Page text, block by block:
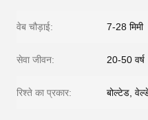
वेब चौड़ाई: 7-28 मिमी
सेवा जीवन: 20-50 वर्ष
रिश्ते का प्रकार: बोल्टेड,